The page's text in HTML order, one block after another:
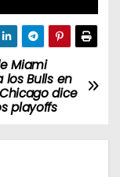
Miami
los Bulls en
dice
playoffs